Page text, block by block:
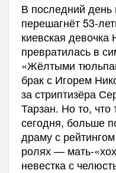
В последний
перешагнёт 53-
киевская
превратилась в
«Жёлтыми
брак с Игорем
за стриптизёра
Тарзан. Но то, что
сегодня, больше
драму с
ролях — мать-
невестка с